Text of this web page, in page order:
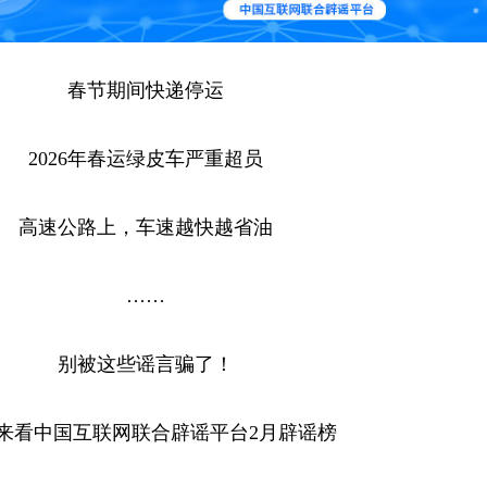
春节期间快递停运
2026年春运绿皮车严重超员
高速公路上，车速越快越省油
……
别被这些谣言骗了！
看中国互联网联合辟谣平台2月辟谣榜